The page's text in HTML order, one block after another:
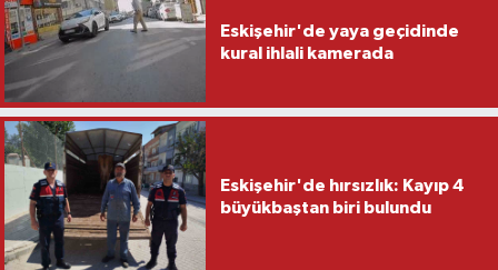
Eskişehir'de yaya geçidinde
kural ihlali kamerada
Eskişehir'de hırsızlık: Kayıp 4
büyükbaştan biri bulundu